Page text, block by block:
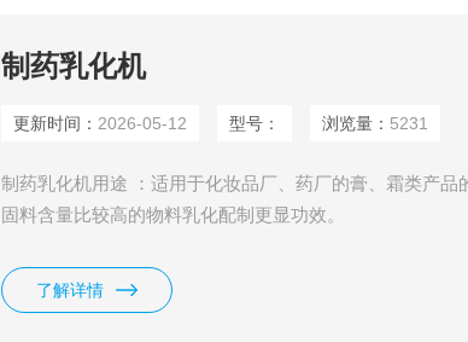
制药乳化机
更新时间： 2026-05-12 型号： 浏览量： 5231
制药乳化机用途 ：适用于化妆品厂、药厂的膏、霜类产品
固料含量比较高的物料乳化配制更显功效。
了解详情